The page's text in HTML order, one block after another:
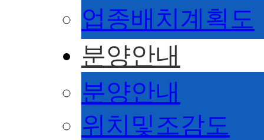
업종배치계획도
분양안내
분양안내
위치및조감도